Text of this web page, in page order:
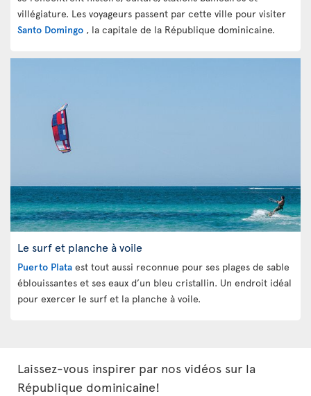
villégiature. Les voyageurs passent par cette ville pour visiter
Santo Domingo , la capitale de la République dominicaine.
Le surf et planche à voile
Puerto Plata est tout aussi reconnue pour ses plages de sable
éblouissantes et ses eaux d’un bleu cristallin. Un endroit idéal
pour exercer le surf et la planche à voile.
Laissez-vous inspirer par nos vidéos sur la
République dominicaine!